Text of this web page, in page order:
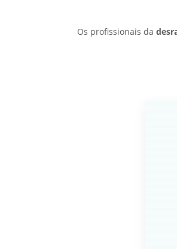
Os profissionais da